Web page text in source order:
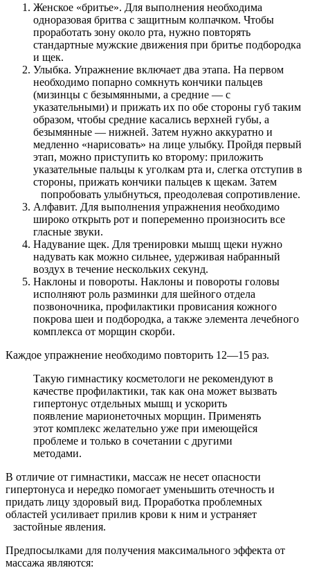
Женское «бритье». Для выполнения необходима
одноразовая бритва с защитным колпачком. Чтобы
проработать зону около рта, нужно повторять
стандартные мужские движения при бритье подбородка
и щек.
Улыбка. Упражнение включает два этапа. На первом
необходимо попарно сомкнуть кончики пальцев
(мизинцы с безымянными, а средние — с
указательными) и прижать их по обе стороны губ таким
образом, чтобы средние касались верхней губы, а
безымянные — нижней. Затем нужно аккуратно и
медленно «нарисовать» на лице улыбку. Пройдя первый
этап, можно приступить ко второму: приложить
указательные пальцы к уголкам рта и, слегка отступив в
стороны, прижать кончики пальцев к щекам. Затем
попробовать улыбнуться, преодолевая сопротивление.
Алфавит. Для выполнения упражнения необходимо
широко открыть рот и попеременно произносить все
гласные звуки.
Надувание щек. Для тренировки мышц щеки нужно
надувать как можно сильнее, удерживая набранный
воздух в течение нескольких секунд.
Наклоны и повороты. Наклоны и повороты головы
исполняют роль разминки для шейного отдела
позвоночника, профилактики провисания кожного
покрова шеи и подбородка, а также элемента лечебного
комплекса от морщин скорби.
Каждое упражнение необходимо повторить 12—15 раз.
Такую гимнастику косметологи не рекомендуют в
качестве профилактики, так как она может вызвать
гипертонус отдельных мышц и ускорить
появление марионеточных морщин. Применять
этот комплекс желательно уже при имеющейся
проблеме и только в сочетании с другими
методами.
В отличие от гимнастики, массаж не несет опасности
гипертонуса и нередко помогает уменьшить отечность и
придать лицу здоровый вид. Проработка проблемных
областей усиливает прилив крови к ним и устраняет
застойные явления.
Предпосылками для получения максимального эффекта от
массажа являются: